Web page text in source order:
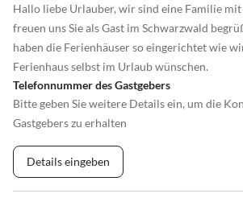
Hallo liebe Urlauber, wir sind eine Familie
freuen uns Sie als Gast im Schwarzwald
haben die Ferienhäuser so eingerichtet wie
Ferienhaus selbst im Urlaub wünschen.
Telefonnummer des Gastgebers
Bitte geben Sie weitere Details ein, um die
Gastgebers zu erhalten
Details eingeben